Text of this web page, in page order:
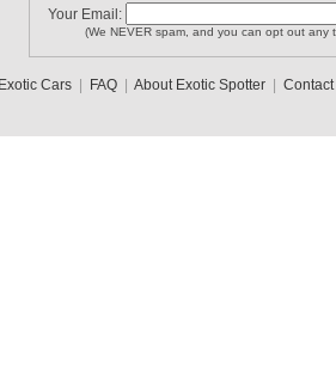
Your Email:
(We NEVER spam, and you can opt out any
Exotic Cars| FAQ| About Exotic Spotter| Contact